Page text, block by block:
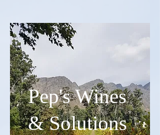
Pep's Wines
& Solutions